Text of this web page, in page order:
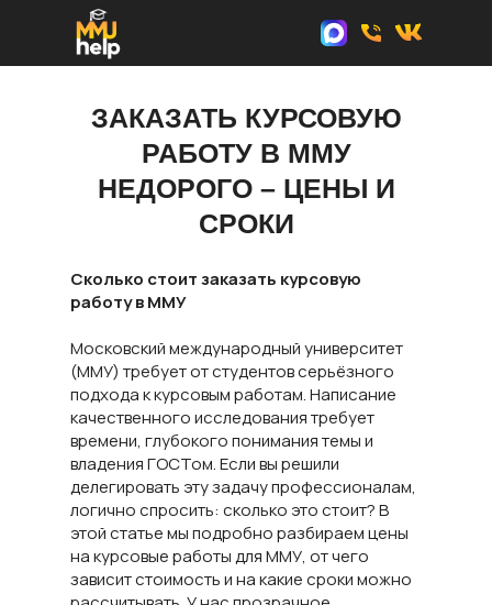
ЗАКАЗАТЬ КУРСОВУЮ
РАБОТУ В ММУ
НЕДОРОГО – ЦЕНЫ И
СРОКИ
Сколько стоит заказать курсовую
работу в ММУ
Московский международный университет
(ММУ) требует от студентов серьёзного
подхода к курсовым работам. Написание
качественного исследования требует
времени, глубокого понимания темы и
владения ГОСТом. Если вы решили
делегировать эту задачу профессионалам,
логично спросить: сколько это стоит? В
этой статье мы подробно разбираем цены
на курсовые работы для ММУ, от чего
зависит стоимость и на какие сроки можно